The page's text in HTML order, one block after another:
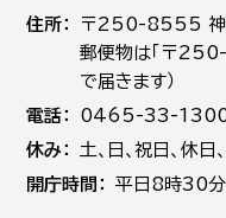
住所
〒250-8555 神
郵便物は「〒
で届きます）
電話
0465-33-1300（
休み
土､日､祝日、休
開庁時間
平日8時30